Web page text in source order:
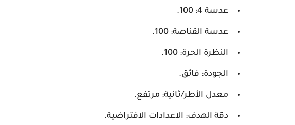
عدسة 4: 100.
عدسة القناصة: 100.
النظرة الحرة: 100.
الجودة: فائق.
معدل الأطر/ثانية: مرتفع.
دقة الهدف: الاعدادات الافتراضية.